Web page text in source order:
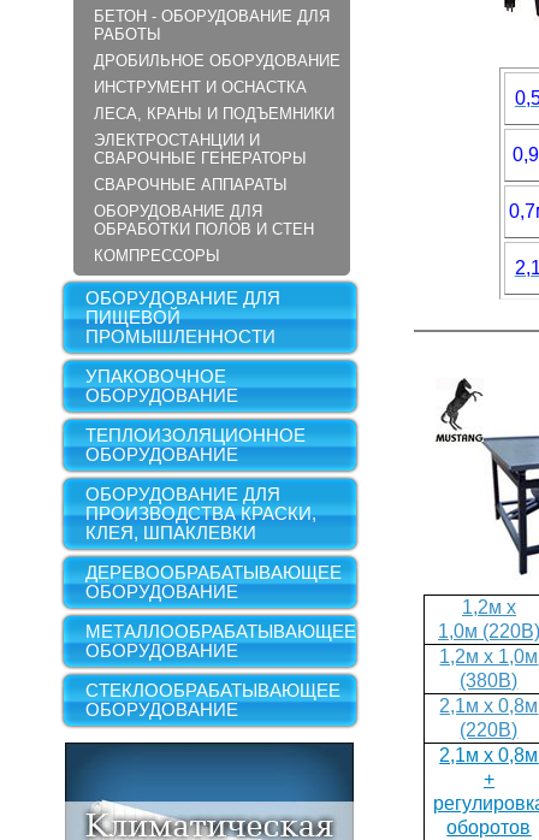
БЕТОН - ОБОРУДОВАНИЕ ДЛЯ
РАБОТЫ
ДРОБИЛЬНОЕ ОБОРУДОВАНИЕ
ИНСТРУМЕНТ И ОСНАСТКА
ЛЕСА, КРАНЫ И ПОДЪЕМНИКИ
ЭЛЕКТРОСТАНЦИИ И
СВАРОЧНЫЕ ГЕНЕРАТОРЫ
СВАРОЧНЫЕ АППАРАТЫ
ОБОРУДОВАНИЕ ДЛЯ
ОБРАБОТКИ ПОЛОВ И СТЕН
КОМПРЕССОРЫ
ОБОРУДОВАНИЕ ДЛЯ
ПИЩЕВОЙ
ПРОМЫШЛЕННОСТИ
УПАКОВОЧНОЕ
ОБОРУДОВАНИЕ
ТЕПЛОИЗОЛЯЦИОННОЕ
ОБОРУДОВАНИЕ
ОБОРУДОВАНИЕ ДЛЯ
ПРОИЗВОДСТВА КРАСКИ,
КЛЕЯ, ШПАКЛЕВКИ
ДЕРЕВООБРАБАТЫВАЮЩЕЕ
ОБОРУДОВАНИЕ
МЕТАЛЛООБРАБАТЫВАЮЩЕЕ
ОБОРУДОВАНИЕ
СТЕКЛООБРАБАТЫВАЮЩЕЕ
ОБОРУДОВАНИЕ
1,2м х
1,0м (220В)
1,2м х 1,0м
(380В)
2,1м х 0,8м
(220В)
2,1м х 0,8м
+
оборотов